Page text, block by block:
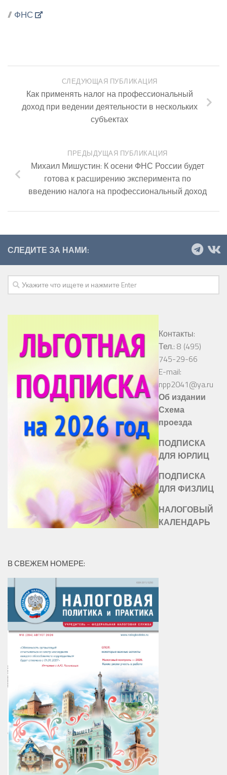
// ФНС
СЛЕДУЮЩАЯ ПУБЛИКАЦИЯ
Как применять налог на профессиональный
доход при ведении деятельности в нескольких
субъектах
ПРЕДЫДУЩАЯ ПУБЛИКАЦИЯ
Михаил Мишустин: К осени ФНС России будет
готова к расширению эксперимента по
введению налога на профессиональный доход
СЛЕДИТЕ ЗА НАМИ:
Контакты:
Тел.: 8 (495)
745-29-66
E-mail:
npp2041@ya.ru
Об издании
Схема
проезда
ПОДПИСКА
ДЛЯ ЮРЛИЦ
ПОДПИСКА
ДЛЯ ФИЗЛИЦ
НАЛОГОВЫЙ
КАЛЕНДАРЬ
В СВЕЖЕМ НОМЕРЕ: